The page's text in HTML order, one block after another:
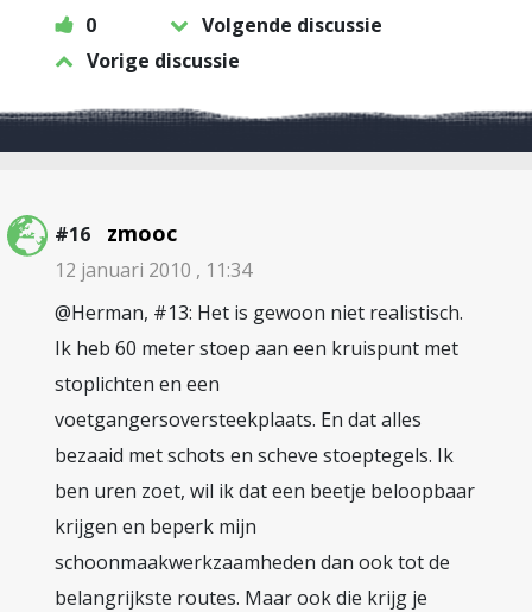
0
Volgende discussie
Vorige discussie
#16 zmooc
12 januari 2010 , 11:34
@Herman, #13: Het is gewoon niet realistisch.
Ik heb 60 meter stoep aan een kruispunt met
stoplichten en een
voetgangersoversteekplaats. En dat alles
bezaaid met schots en scheve stoeptegels. Ik
ben uren zoet, wil ik dat een beetje beloopbaar
krijgen en beperk mijn
schoonmaakwerkzaamheden dan ook tot de
belangrijkste routes. Maar ook die krijg je